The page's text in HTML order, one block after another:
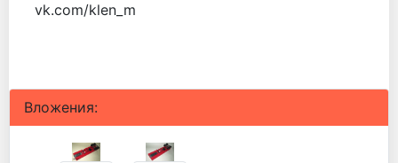
vk.com/klen_m
Вложения: